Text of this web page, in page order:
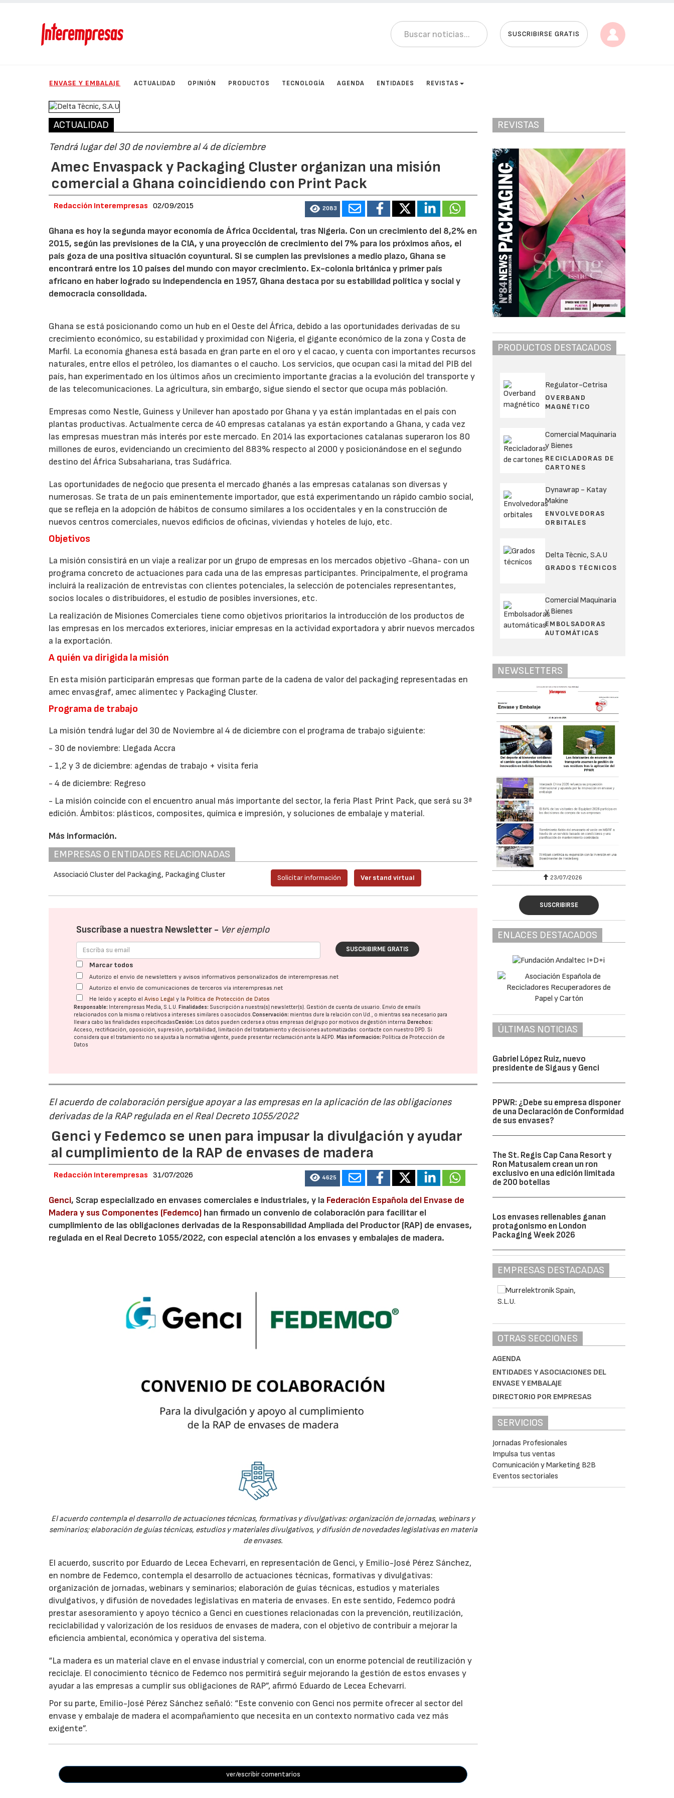
SUSCRIBIRSE GRATIS
ENVASE Y EMBALAJE ACTUALIDAD OPINIÓN PRODUCTOS TECNOLOGÍA AGENDA ENTIDADES REVISTAS
ACTUALIDAD
Tendrá lugar del 30 de noviembre al 4 de diciembre
Amec Envaspack y Packaging Cluster organizan una misión
comercial a Ghana coincidiendo con Print Pack
Redacción Interempresas 02/09/2015 2083
Ghana es hoy la segunda mayor economía de África Occidental, tras Nigeria. Con un crecimiento del 8,2% en
2015, según las previsiones de la CIA, y una proyección de crecimiento del 7% para los próximos años, el
país goza de una positiva situación coyuntural. Si se cumplen las previsiones a medio plazo, Ghana se
encontrará entre los 10 países del mundo con mayor crecimiento. Ex-colonia británica y primer país
africano en haber logrado su independencia en 1957, Ghana destaca por su estabilidad política y social y
democracia consolidada.
Ghana se está posicionando como un hub en el Oeste del África, debido a las oportunidades derivadas de su
crecimiento económico, su estabilidad y proximidad con Nigeria, el gigante económico de la zona y Costa de
Marfil. La economía ghanesa está basada en gran parte en el oro y el cacao, y cuenta con importantes recursos
naturales, entre ellos el petróleo, los diamantes o el caucho. Los servicios, que ocupan casi la mitad del PIB del
país, han experimentado en los últimos años un crecimiento importante gracias a la evolución del transporte y
de las telecomunicaciones. La agricultura, sin embargo, sigue siendo el sector que ocupa más población.
Empresas como Nestle, Guiness y Unilever han apostado por Ghana y ya están implantadas en el país con
plantas productivas. Actualmente cerca de 40 empresas catalanas ya están exportando a Ghana, y cada vez
las empresas muestran más interés por este mercado. En 2014 las exportaciones catalanas superaron los 80
millones de euros, evidenciando un crecimiento del 883% respecto al 2000 y posicionándose en el segundo
destino del África Subsahariana, tras Sudáfrica.
Las oportunidades de negocio que presenta el mercado ghanés a las empresas catalanas son diversas y
numerosas. Se trata de un país eminentemente importador, que está experimentando un rápido cambio social,
que se refleja en la adopción de hábitos de consumo similares a los occidentales y en la construcción de
nuevos centros comerciales, nuevos edificios de oficinas, viviendas y hoteles de lujo, etc.
Objetivos
La misión consistirá en un viaje a realizar por un grupo de empresas en los mercados objetivo -Ghana- con un
programa concreto de actuaciones para cada una de las empresas participantes. Principalmente, el programa
incluirá la realización de entrevistas con clientes potenciales, la selección de potenciales representantes,
socios locales o distribuidores, el estudio de posibles inversiones, etc.
La realización de Misiones Comerciales tiene como objetivos prioritarios la introducción de los productos de
las empresas en los mercados exteriores, iniciar empresas en la actividad exportadora y abrir nuevos mercados
a la exportación.
A quién va dirigida la misión
En esta misión participarán empresas que forman parte de la cadena de valor del packaging representadas en
amec envasgraf, amec alimentec y Packaging Cluster.
Programa de trabajo
La misión tendrá lugar del 30 de Noviembre al 4 de diciembre con el programa de trabajo siguiente:
- 30 de noviembre: Llegada Accra
- 1,2 y 3 de diciembre: agendas de trabajo + visita feria
- 4 de diciembre: Regreso
- La misión coincide con el encuentro anual más importante del sector, la feria Plast Print Pack, que será su 3ª
edición. Ámbitos: plásticos, composites, química e impresión, y soluciones de embalaje y material.
Más información.
EMPRESAS O ENTIDADES RELACIONADAS
Associació Cluster del Packaging, Packaging Cluster Solicitar información Ver stand virtual
Suscríbase a nuestra Newsletter - Ver ejemplo
SUSCRIBIRME GRATIS
Marcar todos
Autorizo el envío de newsletters y avisos informativos personalizados de interempresas.net
Autorizo el envío de comunicaciones de terceros vía interempresas.net
He leído y acepto elAviso Legal y la Política de Protección de Datos
Responsable: Interempresas Media, S.L.U.Finalidades: Suscripción a nuestra(s) newsletter(s). Gestión de cuenta de usuario. Envío de emails
relacionados con la misma o relativos a intereses similares o asociados.Conservación: mientras dure la relación con Ud., o mientras sea necesario para
llevar a cabo las finalidades especificadasCesión: Los datos pueden cederse a otras empresas del grupo por motivos de gestión interna.Derechos:
Acceso, rectificación, oposición, supresión, portabilidad, limitación del tratatamiento y decisiones automatizadas: contacte con nuestro DPD. Si
considera que el tratamiento no se ajusta a la normativa vigente, puede presentar reclamación ante laAEPD.Más información: Política de Protección de
Datos
El acuerdo de colaboración persigue apoyar a las empresas en la aplicación de las obligaciones
derivadas de la RAP regulada en el Real Decreto 1055/2022
Genci y Fedemco se unen para impusar la divulgación y ayudar
al cumplimiento de la RAP de envases de madera
Redacción Interempresas 31/07/2026 4625
Genci, Scrap especializado en envases comerciales e industriales, y la Federación Española del Envase de
Madera y sus Componentes (Fedemco) han firmado un convenio de colaboración para facilitar el
cumplimiento de las obligaciones derivadas de la Responsabilidad Ampliada del Productor (RAP) de envases,
regulada en el Real Decreto 1055/2022, con especial atención a los envases y embalajes de madera.
El acuerdo contempla el desarrollo de actuaciones técnicas, formativas y divulgativas: organización de jornadas, webinars y
seminarios; elaboración de guías técnicas, estudios y materiales divulgativos, y difusión de novedades legislativas en materia
de envases.
El acuerdo, suscrito por Eduardo de Lecea Echevarri, en representación de Genci, y Emilio-José Pérez Sánchez,
en nombre de Fedemco, contempla el desarrollo de actuaciones técnicas, formativas y divulgativas:
organización de jornadas, webinars y seminarios; elaboración de guías técnicas, estudios y materiales
divulgativos, y difusión de novedades legislativas en materia de envases. En este sentido, Fedemco podrá
prestar asesoramiento y apoyo técnico a Genci en cuestiones relacionadas con la prevención, reutilización,
reciclabilidad y valorización de los residuos de envases de madera, con el objetivo de contribuir a mejorar la
eficiencia ambiental, económica y operativa del sistema.
“La madera es un material clave en el envase industrial y comercial, con un enorme potencial de reutilización y
reciclaje. El conocimiento técnico de Fedemco nos permitirá seguir mejorando la gestión de estos envases y
ayudar a las empresas a cumplir sus obligaciones de RAP”, afirmó Eduardo de Lecea Echevarri.
Por su parte, Emilio-José Pérez Sánchez señaló: “Este convenio con Genci nos permite ofrecer al sector del
envase y embalaje de madera el acompañamiento que necesita en un contexto normativo cada vez más
exigente”.
ver/escribir comentarios
REVISTAS
PRODUCTOS DESTACADOS
Regulator-Cetrisa
OVERBAND
MAGNÉTICO
Comercial Maquinaria
y Bienes
RECICLADORAS DE
CARTONES
Dynawrap - Katay
Makine
ENVOLVEDORAS
ORBITALES
Delta Tècnic, S.A.U
GRADOS TÉCNICOS
Comercial Maquinaria
y Bienes
EMBOLSADORAS
AUTOMÁTICAS
NEWSLETTERS
23/07/2026 23/07/2026
SUSCRIBIRSE
ENLACES DESTACADOS
ÚLTIMAS NOTICIAS
Gabriel López Ruiz, nuevo
presidente de Sigaus y Genci
PPWR: ¿Debe su empresa disponer
de una Declaración de Conformidad
de sus envases?
The St. Regis Cap Cana Resort y
Ron Matusalem crean un ron
exclusivo en una edición limitada
de 200 botellas
Los envases rellenables ganan
protagonismo en London
Packaging Week 2026
EMPRESAS DESTACADAS
OTRAS SECCIONES
AGENDA
ENTIDADES Y ASOCIACIONES DEL
ENVASE Y EMBALAJE
DIRECTORIO POR EMPRESAS
SERVICIOS
Jornadas Profesionales
Impulsa tus ventas
Comunicación y Marketing B2B
Eventos sectoriales